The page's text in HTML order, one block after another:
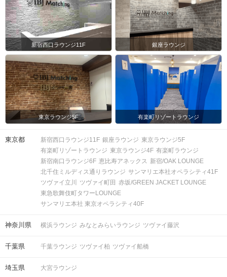
新宿西口ラウンジ11F 銀座ラウンジ
東京ラウンジ5F 有楽町リゾートラウンジ
東京都 新宿西口ラウンジ11F 銀座ラウンジ 東京ラウンジ5F
有楽町リゾートラウンジ 東京ラウンジ4F 有楽町ラウンジ
新宿南口ラウンジ6F 恵比寿アネックス 新宿/OAK LOUNGE
北千住ミルディス通りラウンジ サンマリエ本社オペラシティ41F
ツヴァイ立川
ツヴァイ町田 赤坂/GREEN JACKET LOUNGE
東急歌舞伎町タワーLOUNGE
サンマリエ本社 東京オペラシティ40F
神奈川県 横浜ラウンジ みなとみらいラウンジ ツヴァイ藤沢
千葉県 千葉ラウンジ ツヴァイ柏 ツヴァイ船橋
埼玉県 大宮ラウンジ